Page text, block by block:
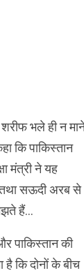
भले ही न
कि पाकिस्‍तान
मंत्री ने यह
तथा सऊदी अरब से
हैं…
पाकिस्‍तान की
कि दोनों के बीच